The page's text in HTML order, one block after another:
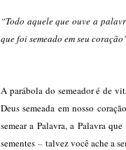
“Todo aquele que ouve a
que foi semeado em seu
A parábola do semeador é de
Deus semeada em nosso
semear a Palavra, a Palavra
sementes – talvez você ache a